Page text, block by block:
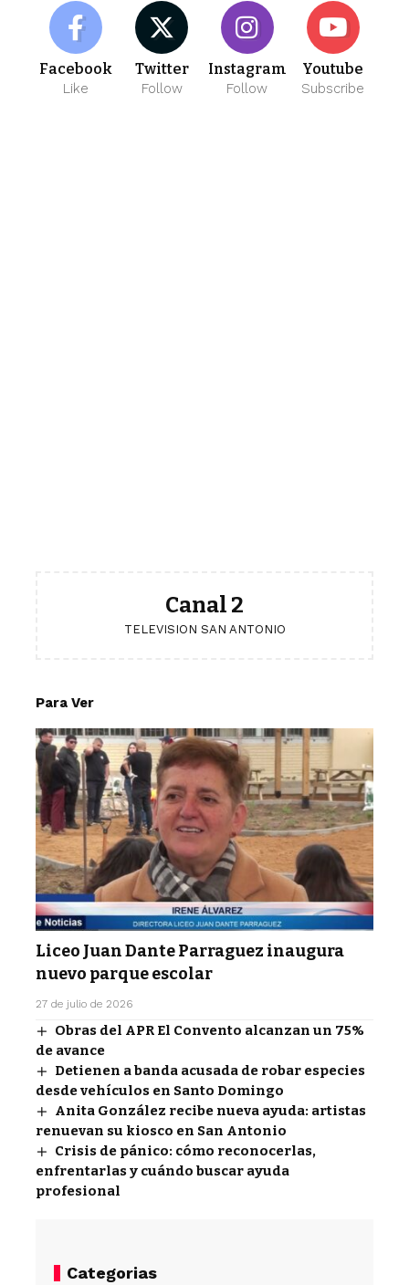
Facebook
Like
Twitter
Follow
Instagram
Follow
Youtube
Subscribe
Canal 2
TELEVISION SAN ANTONIO
Para Ver
Liceo Juan Dante Parraguez inaugura
nuevo parque escolar
27 de julio de 2026
Obras del APR El Convento alcanzan un 75%
de avance
Detienen a banda acusada de robar especies
desde vehículos en Santo Domingo
Anita González recibe nueva ayuda: artistas
renuevan su kiosco en San Antonio
Crisis de pánico: cómo reconocerlas,
enfrentarlas y cuándo buscar ayuda
profesional
Categorias